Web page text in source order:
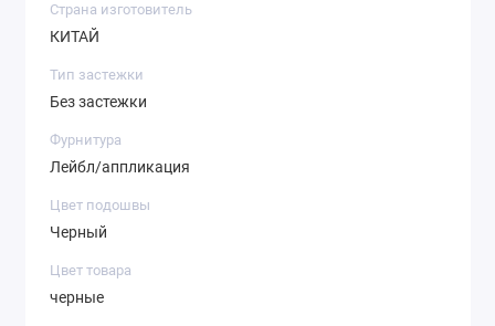
Страна изготовитель
КИТАЙ
Тип застежки
Без застежки
Фурнитура
Лейбл/аппликация
Цвет подошвы
Черный
Цвет товара
черные